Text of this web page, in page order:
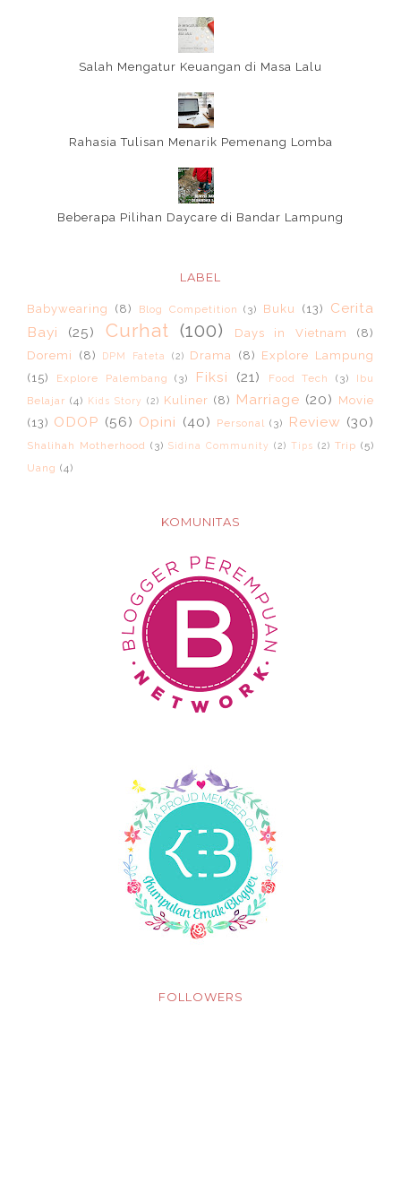
Salah Mengatur Keuangan di Masa Lalu
Rahasia Tulisan Menarik Pemenang Lomba
Beberapa Pilihan Daycare di Bandar Lampung
LABEL
Babywearing (8) Blog Competition (3) Buku (13)
Cerita
Bayi
(25) Curhat (100) Days in Vietnam
(8)
Doremi
(8) DPM Fateta (2) Drama (8) Explore Lampung
(15)
Explore Palembang (3) Fiksi (21) Food Tech (3)
Ibu
Belajar (4) Kids Story (2) Kuliner (8) Marriage (20) Movie
(13) ODOP (56) Opini (40) Personal (3) Review (30)
Shalihah Motherhood (3) Sidina Community (2) Tips (2) Trip (5)
Uang (4)
KOMUNITAS
FOLLOWERS